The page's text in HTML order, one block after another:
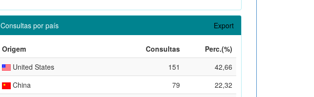
Consultas por país Export
Origem Consultas
Perc.(%)
United States
151
42,66
China
79
22,32